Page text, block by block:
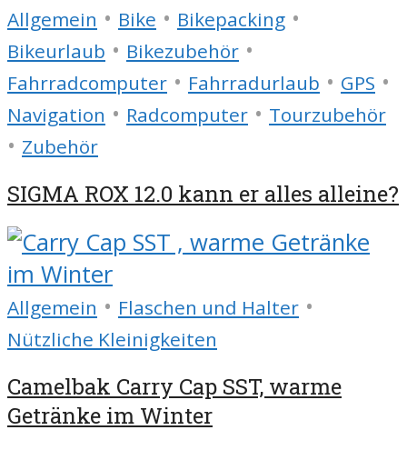
Allgemein • Bike • Bikepacking •
Bikeurlaub • Bikezubehör •
Fahrradcomputer • Fahrradurlaub • GPS •
Navigation • Radcomputer • Tourzubehör
• Zubehör
SIGMA ROX 12.0 kann er alles alleine?
Allgemein • Flaschen und Halter •
Nützliche Kleinigkeiten
Camelbak Carry Cap SST, warme
Getränke im Winter